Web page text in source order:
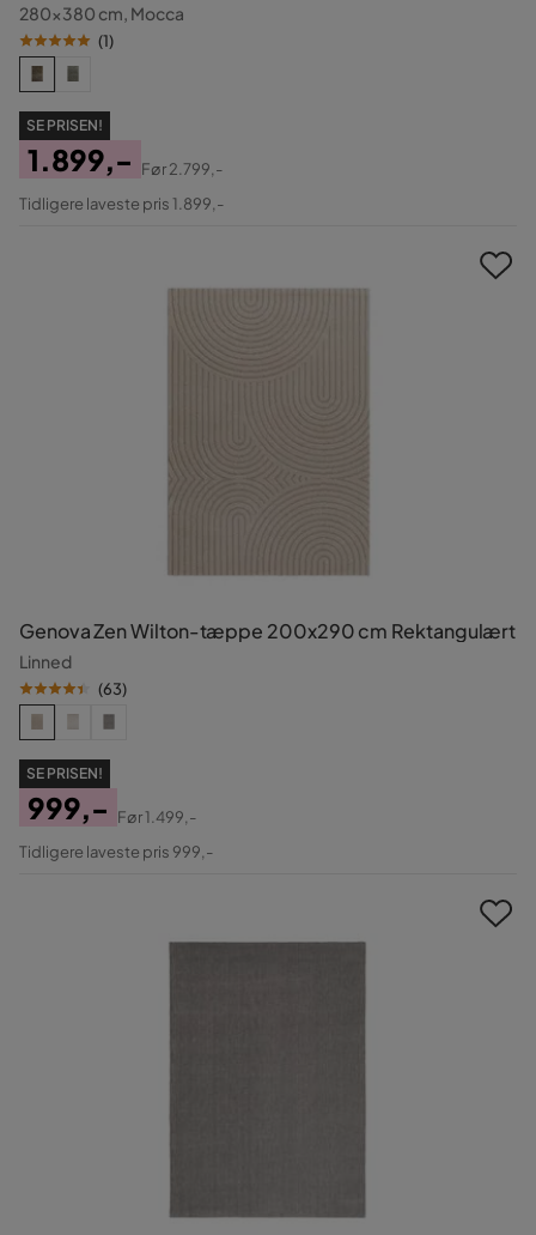
280x380 cm, Mocca
(1)
SE PRISEN!
Pris
1.899,-
Original
Før2.799,-
Tidligere laveste pris 1.899,-
Genova Zen Wilton-tæppe 200x290 cm Rektangulært
Linned
(63)
SE PRISEN!
Pris
999,-
Original
Før1.499,-
Tidligere laveste pris 999,-